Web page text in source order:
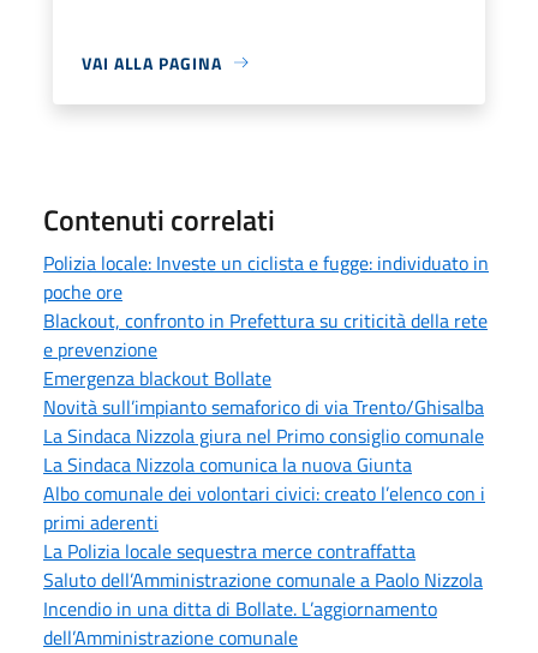
VAI ALLA PAGINA
Contenuti correlati
Polizia locale: Investe un ciclista e fugge: individuato in
poche ore
Blackout, confronto in Prefettura su criticità della rete
e prevenzione
Emergenza blackout Bollate
Novità sull’impianto semaforico di via Trento/Ghisalba
La Sindaca Nizzola giura nel Primo consiglio comunale
La Sindaca Nizzola comunica la nuova Giunta
Albo comunale dei volontari civici: creato l’elenco con i
primi aderenti
La Polizia locale sequestra merce contraffatta
Saluto dell’Amministrazione comunale a Paolo Nizzola
Incendio in una ditta di Bollate. L’aggiornamento
dell’Amministrazione comunale